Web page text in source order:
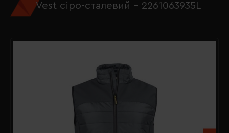
Vest сіро-сталевий - 2261063935L